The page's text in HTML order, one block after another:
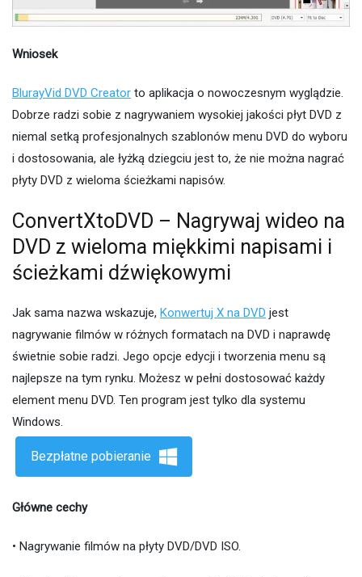
Wniosek
BlurayVid DVD Creator to aplikacja o nowoczesnym wyglądzie.
Dobrze radzi sobie z nagrywaniem wysokiej jakości płyt DVD z
niemal setką profesjonalnych szablonów menu DVD do wyboru
i dostosowania, ale łyżką dziegciu jest to, że nie można nagrać
płyty DVD z wieloma ścieżkami napisów.
ConvertXtoDVD – Nagrywaj wideo na
DVD z wieloma miękkimi napisami i
ścieżkami dźwiękowymi
Jak sama nazwa wskazuje, Konwertuj X na DVD jest
nagrywanie filmów w różnych formatach na DVD i naprawdę
świetnie sobie radzi. Jego opcje edycji i tworzenia menu są
najlepsze na tym rynku. Możesz w pełni dostosować każdy
element menu DVD. Ten program jest tylko dla systemu
Windows.
Bezpłatne pobieranie
Główne cechy
• Nagrywanie filmów na płyty DVD/DVD ISO.